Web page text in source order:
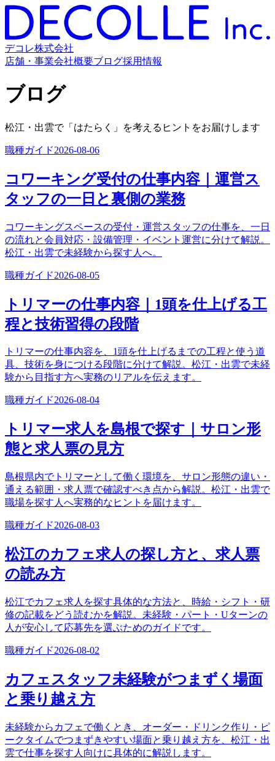
デコレ株式会社
店舗・事業会社概要ブログ採用情報
ブログ
松江・出雲で「はたらく」を考えるヒントをお届けします
職種ガイド2026-08-06
コワーキング受付の仕事内容｜運営ス
タッフの一日と裏側の業務
コワーキングスペースの受付・運営スタッフの仕事を、一日
の流れと会員対応・設備管理・イベント運営に分けて解説。
松江・出雲で未経験から探す人へ。
職種ガイド2026-08-05
トリマーの仕事内容｜1頭を仕上げる工
程と技術習得の段階
トリマーの仕事内容を、1頭を仕上げるまでの工程と使う道
具、技術を身につける段階に分けて解説。松江・出雲で未経
験から目指す方へ実務のリアルを伝えます。
職種ガイド2026-08-04
トリマー求人を島根で探す｜サロン形
態と求人票の見方
島根県内でトリマーとして働く環境を、サロン形態の違い・
通える範囲・求人票で確認すべき点から解説。松江・出雲で
職場を探す人へ実務的なヒントを届けます。
職種ガイド2026-08-03
松江のカフェ求人の探し方と、求人票
の読み方
松江でカフェ求人を探す具体的な方法と、時給・シフト・研
修の記載をどう読むかを解説。未経験・パート・Uターンの
人が安心して応募先を選ぶためのガイドです。
職種ガイド2026-08-02
カフェスタッフ未経験がつまずく場面
と乗り越え方
未経験からカフェで働くとき、オーダー・ドリンク作り・ピ
ークタイムでつまずきやすい場面と乗り越え方を、松江・出
雲で仕事を探す人向けに具体的に解説します。